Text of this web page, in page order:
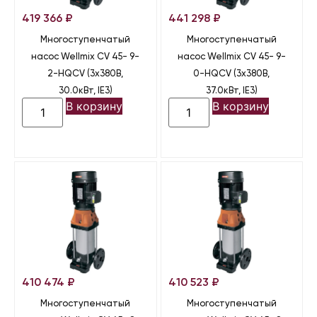
419 366 ₽
Многоступенчатый
насос Wellmix CV 45- 9-
2-HQCV (3х380В,
30.0кВт, IE3)
В корзину
441 298 ₽
Многоступенчатый
насос Wellmix CV 45- 9-
0-HQCV (3х380В,
37.0кВт, IE3)
В корзину
410 474 ₽
Многоступенчатый
410 523 ₽
Многоступенчатый